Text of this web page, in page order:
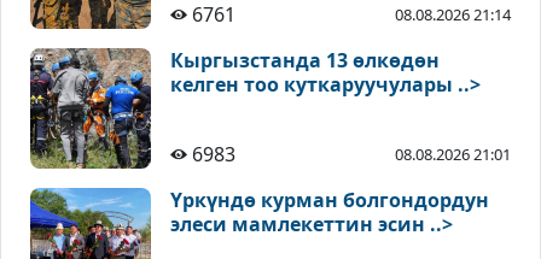
6761
08.08.2026 21:14
Кыргызстанда 13 өлкөдөн
келген тоо куткаруучулары ..>
6983 08.08.2026 21:01
Үркүндө курман болгондордун
элеси мамлекеттин эсин ..>